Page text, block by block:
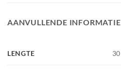
AANVULLENDE INFORMATIE
LENGTE 30